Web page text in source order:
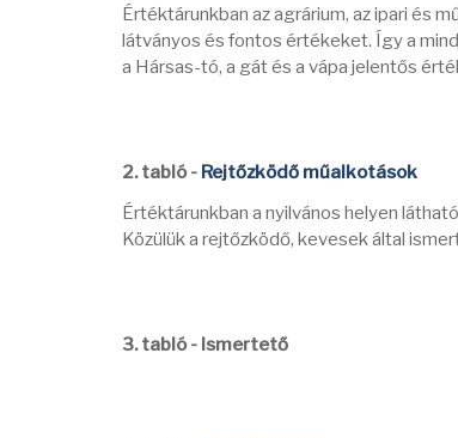
Értéktárunkban az agrárium, az ipari és
látványos és fontos értékeket. Így a
a Hársas-tó, a gát és a vápa jelentős
2. tabló - Rejtőzködő műalkotások
Értéktárunkban a nyilvános helyen
Közülük a rejtőzködő, kevesek által
3. tabló - Ismertető